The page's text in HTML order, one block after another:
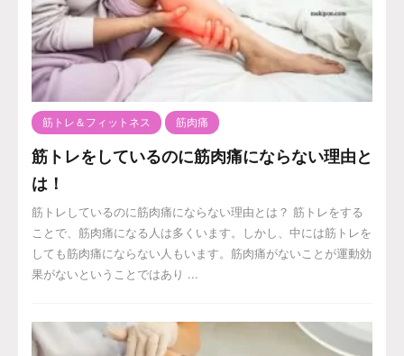
筋トレ＆フィットネス 筋肉痛
筋トレをしているのに筋肉痛にならない理由と
は！
筋トレしているのに筋肉痛にならない理由とは？ 筋トレをする
ことで、筋肉痛になる人は多くいます。しかし、中には筋トレを
しても筋肉痛にならない人もいます。筋肉痛がないことが運動効
果がないということではあり ...